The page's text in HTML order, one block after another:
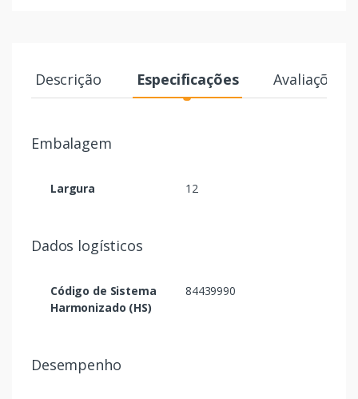
Descrição Especificações Avaliações
Embalagem
Largura 12
Dados logísticos
Código de Sistema
Harmonizado (HS)
84439990
Desempenho